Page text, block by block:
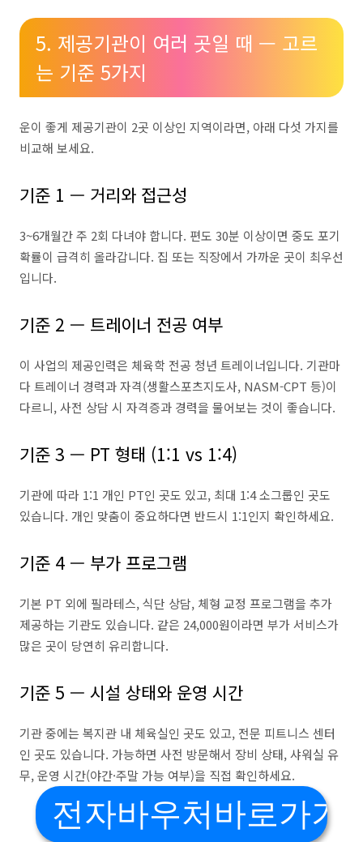
5. 제공기관이 여러 곳일 때 — 고르
는 기준 5가지
운이 좋게 제공기관이 2곳 이상인 지역이라면, 아래 다섯 가지를
비교해 보세요.
기준 1 — 거리와 접근성
3~6개월간 주 2회 다녀야 합니다. 편도 30분 이상이면 중도 포기
확률이 급격히 올라갑니다. 집 또는 직장에서 가까운 곳이 최우선
입니다.
기준 2 — 트레이너 전공 여부
이 사업의 제공인력은 체육학 전공 청년 트레이너입니다. 기관마
다 트레이너 경력과 자격(생활스포츠지도사, NASM-CPT 등)이
다르니, 사전 상담 시 자격증과 경력을 물어보는 것이 좋습니다.
기준 3 — PT 형태 (1:1 vs 1:4)
기관에 따라 1:1 개인 PT인 곳도 있고, 최대 1:4 소그룹인 곳도
있습니다. 개인 맞춤이 중요하다면 반드시 1:1인지 확인하세요.
기준 4 — 부가 프로그램
기본 PT 외에 필라테스, 식단 상담, 체형 교정 프로그램을 추가
제공하는 기관도 있습니다. 같은 24,000원이라면 부가 서비스가
많은 곳이 당연히 유리합니다.
기준 5 — 시설 상태와 운영 시간
기관 중에는 복지관 내 체육실인 곳도 있고, 전문 피트니스 센터
인 곳도 있습니다. 가능하면 사전 방문해서 장비 상태, 샤워실 유
무, 운영 시간(야간·주말 가능 여부)을 직접 확인하세요.
전자바우처바로가기